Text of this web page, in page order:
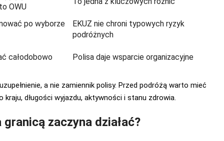
OWU
po wyborze
EKUZ nie chroni typowych ryzyk
podróżnych
całodobowo Polisa daje wsparcie organizacyjne
a nie zamiennik polisy. Przed podróżą warto mieć
długości wyjazdu, aktywności i stanu zdrowia.
zaczyna działać?